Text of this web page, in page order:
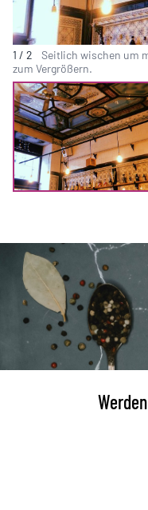
1 / 2
Seitlich wischen um
zum Vergrößern.